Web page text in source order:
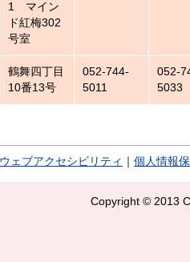
1 マイン
ド紅梅302
号室
鶴舞四丁目
10番13号
052-744-
5011
052-
5033
ウェブアクセシビリティ 個人情報
Copyright © 2013